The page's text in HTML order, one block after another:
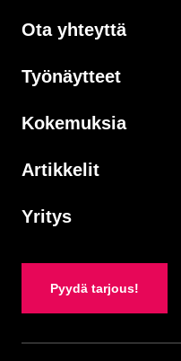
Ota yhteyttä
Työnäytteet
Kokemuksia
Artikkelit
Yritys
Pyydä tarjous!